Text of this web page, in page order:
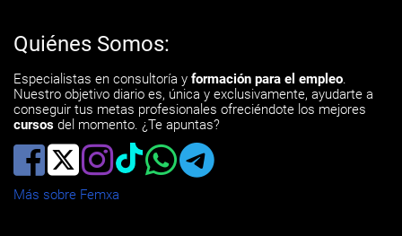
Quiénes Somos:
Especialistas en consultoría y formación para el empleo.
Nuestro objetivo diario es, única y exclusivamente, ayudarte a
conseguir tus metas profesionales ofreciéndote los mejores
cursos del momento. ¿Te apuntas?
Más sobre Femxa